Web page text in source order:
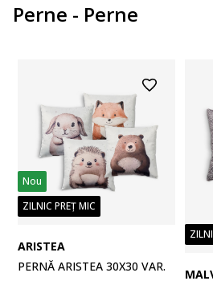
Perne - Perne
Nou
ZILNIC PREȚ MIC
ARISTEA
PERNĂ ARISTEA 30X30 VAR.